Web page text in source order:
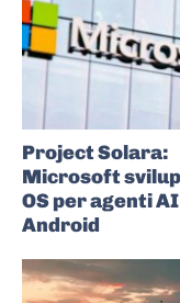
Project Solara:
Microsoft
OS per agenti
Android